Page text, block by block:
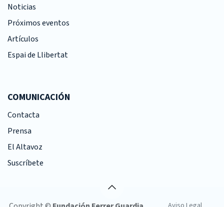
Noticias
Próximos eventos
Artículos
Espai de Llibertat
COMUNICACIÓN
Contacta
Prensa
El Altavoz
Suscríbete
Aviso Legal